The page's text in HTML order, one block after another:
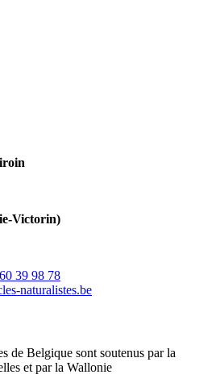
Victorin)
06(0) 23+
selcrec@ofni
de Belgique sont soutenus par la
et par la Wallonie